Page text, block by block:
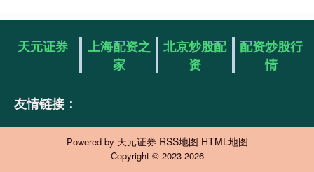
天元证券
上海配资之
家
北京炒股配
资
配资炒股行
情
友情链接：
Powered by 天元证券 RSS地图 HTML地图
Copyright © 2023-2026